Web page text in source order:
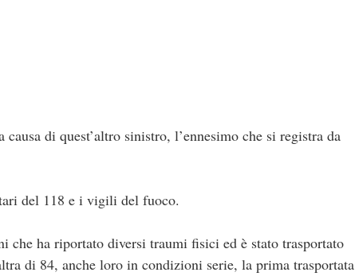
di quest’altro sinistro, l’ennesimo che si registra da
del 118 e i vigili del fuoco.
ha riportato diversi traumi fisici ed è stato trasportato
di 84, anche loro in condizioni serie, la prima trasportata